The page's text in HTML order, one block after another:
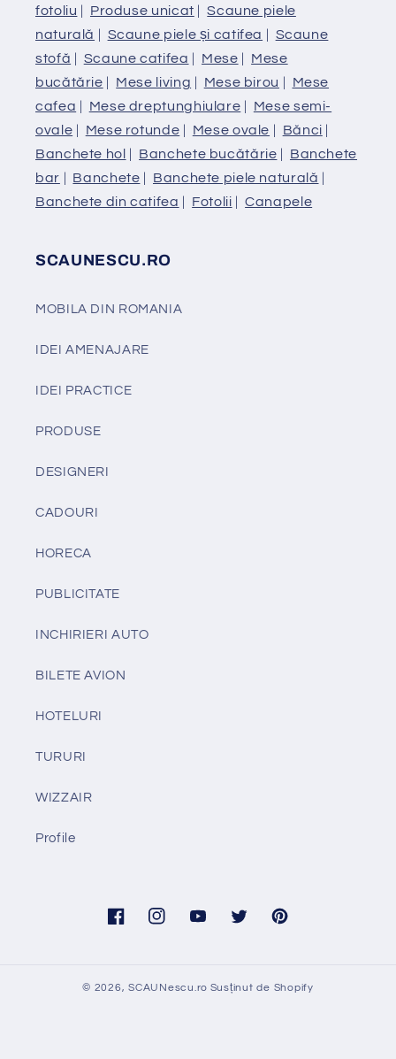
fotoliu | Produse unicat |Scaune piele
naturală | Scaune piele și catifea | Scaune
stofă | Scaune catifea | Mese | Mese
bucătărie | Mese living | Mese birou | Mese
cafea | Mese dreptunghiulare | Mese semi-
ovale | Mese rotunde | Mese ovale | Bănci |
Banchete hol | Banchete bucătărie | Banchete
bar | Banchete | Banchete piele naturală |
Banchete din catifea | Fotolii |Canapele
SCAUNESCU.RO
MOBILA DIN ROMANIA
IDEI AMENAJARE
IDEI PRACTICE
PRODUSE
DESIGNERI
CADOURI
HORECA
PUBLICITATE
INCHIRIERI AUTO
BILETE AVION
HOTELURI
TURURI
WIZZAIR
Profile
FacebookInstagramYouTubeTwitter Pinterest
© 2026,SCAUNescu.ro Susținut de Shopify